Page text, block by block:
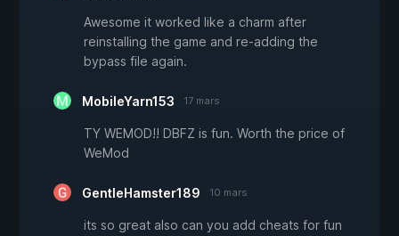
Awesome it worked like a charm after
reinstalling the game and re-adding the
bypass file again.
MobileYarn153 17 mars
TY WEMOD!! DBFZ is fun. Worth the price of
WeMod
GentleHamster189 10 mars
its so great also can you add cheats for fun